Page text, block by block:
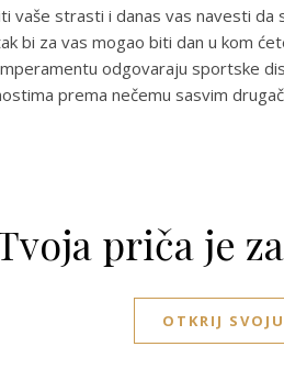
vaše strasti i danas vas navesti
bi za vas mogao biti dan u kom
odgovaraju sportske
prema nečemu sasvim
priča je
OTKRIJ